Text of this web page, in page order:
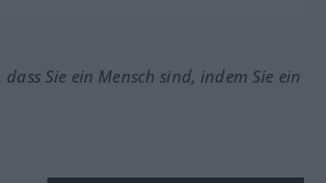
Sie ein Mensch sind, indem Sie ein